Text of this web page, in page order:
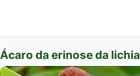
Ácaro da erinose da lichia